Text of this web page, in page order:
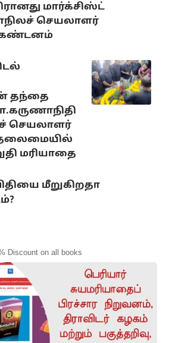
மார்க்சிஸ்ட்
செயலாளர்
கண்டனம்
தந்தை
செயலாளர்
மரியாதை
மீறுகிறதா
Discount on all books